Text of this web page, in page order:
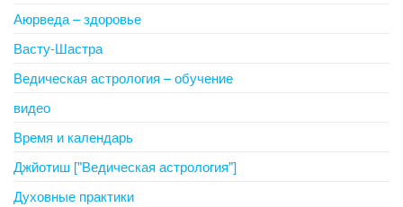
Аюрведа – здоровье
Васту-Шастра
Ведическая астрология – обучение
видео
Время и календарь
Джйотиш ["Ведическая астрология"]
Духовные практики